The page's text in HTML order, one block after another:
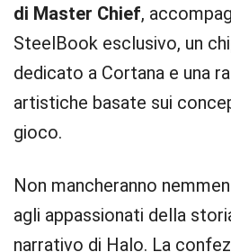
di Master Chief,
SteelBook esclusivo, un
dedicato a Cortana e una
artistiche basate sui
gioco.
Non mancheranno
agli appassionati della
narrativo di Halo. La